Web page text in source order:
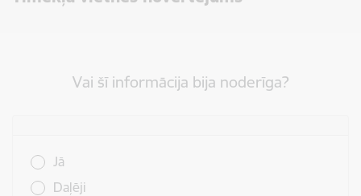
Vai šī informācija bija noderīga?
Jā
Daļēji